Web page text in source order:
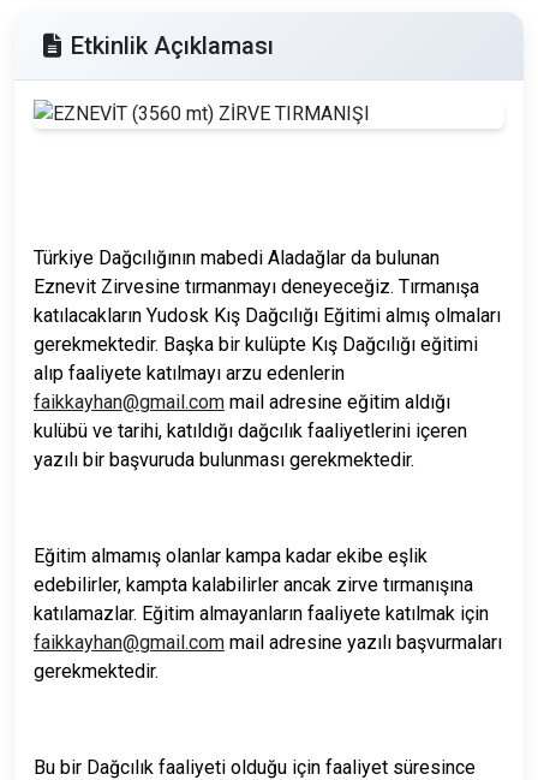
Etkinlik Açıklaması
Türkiye Dağcılığının mabedi Aladağlar da bulunan
Eznevit Zirvesine tırmanmayı deneyeceğiz. Tırmanışa
katılacakların Yudosk Kış Dağcılığı Eğitimi almış olmaları
gerekmektedir. Başka bir kulüpte Kış Dağcılığı eğitimi
alıp faaliyete katılmayı arzu edenlerin
faikkayhan@gmail.com mail adresine eğitim aldığı
kulübü ve tarihi, katıldığı dağcılık faaliyetlerini içeren
yazılı bir başvuruda bulunması gerekmektedir.
Eğitim almamış olanlar kampa kadar ekibe eşlik
edebilirler, kampta kalabilirler ancak zirve tırmanışına
katılamazlar. Eğitim almayanların faaliyete katılmak için
faikkayhan@gmail.com mail adresine yazılı başvurmaları
gerekmektedir.
Bu bir Dağcılık faaliyeti olduğu için faaliyet süresince